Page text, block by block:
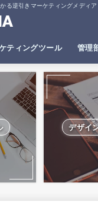
る逆引きマーケティングメディア
ティングツール
ル
ツール
管理
デザイ